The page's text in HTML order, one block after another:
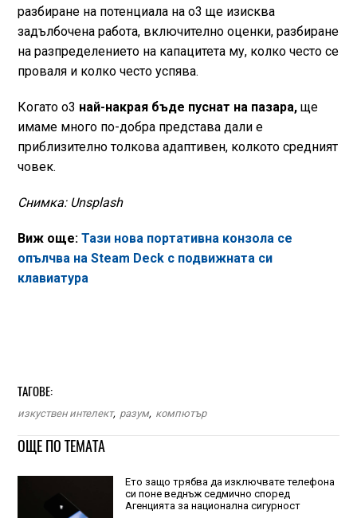
разбиране на потенциала на o3 ще изисква
задълбочена работа, включително оценки, разбиране
на разпределението на капацитета му, колко често се
проваля и колко често успява.
Когато o3 най-накрая бъде пуснат на пазара,ще
имаме много по-добра представа дали е
приблизително толкова адаптивен, колкото средният
човек.
Снимка: Unsplash
Виж още: Тази нова портативна конзола се
опълчва на Steam Deck с подвижната си
клавиатура
ТАГОВЕ:
изкуствен интелект, разум, компютър
ОЩЕ ПО ТЕМАТА
Ето защо трябва да изключвате телефона
си поне веднъж седмично според
Агенцията за национална сигурност